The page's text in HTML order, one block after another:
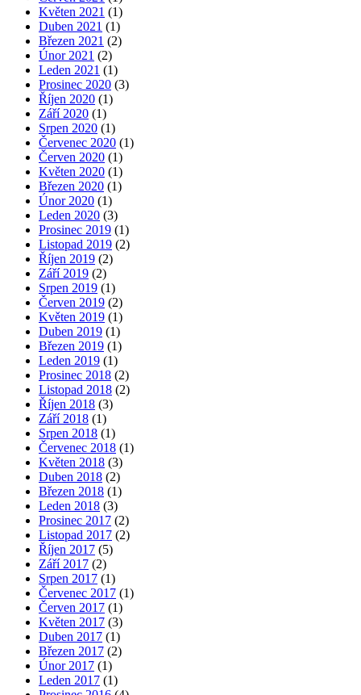
Květen 2021 (1)
Duben 2021 (1)
Březen 2021 (2)
Únor 2021 (2)
Leden 2021 (1)
Prosinec 2020 (3)
Říjen 2020 (1)
Září 2020 (1)
Srpen 2020 (1)
Červenec 2020 (1)
Červen 2020 (1)
Květen 2020 (1)
Březen 2020 (1)
Únor 2020 (1)
Leden 2020 (3)
Prosinec 2019 (1)
Listopad 2019 (2)
Říjen 2019 (2)
Září 2019 (2)
Srpen 2019 (1)
Červen 2019 (2)
Květen 2019 (1)
Duben 2019 (1)
Březen 2019 (1)
Leden 2019 (1)
Prosinec 2018 (2)
Listopad 2018 (2)
Říjen 2018 (3)
Září 2018 (1)
Srpen 2018 (1)
Červenec 2018 (1)
Květen 2018 (3)
Duben 2018 (2)
Březen 2018 (1)
Leden 2018 (3)
Prosinec 2017 (2)
Listopad 2017 (2)
Říjen 2017 (5)
Září 2017 (2)
Srpen 2017 (1)
Červenec 2017 (1)
Červen 2017 (1)
Květen 2017 (3)
Duben 2017 (1)
Březen 2017 (2)
Únor 2017 (1)
Leden 2017 (1)